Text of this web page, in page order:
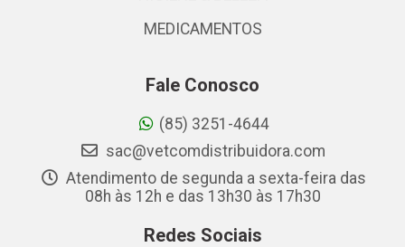
MEDICAMENTOS
Fale Conosco
(85) 3251-4644
sac@vetcomdistribuidora.com
Atendimento de segunda a sexta-feira das
08h às 12h e das 13h30 às 17h30
Redes Sociais